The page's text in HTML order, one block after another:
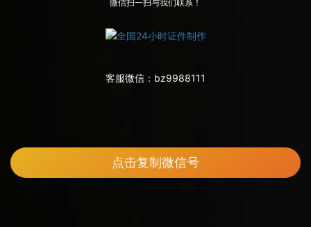
微信扫一扫与我们联系！
客服微信： bz9988111
点击复制微信号